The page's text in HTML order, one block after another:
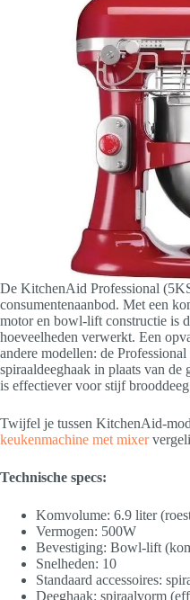
De KitchenAid Professional
consumentenaanbod. Met een
motor en bowl-lift constructie is
hoeveelheden verwerkt. Een
andere modellen: de
spiraaldeeghaak in plaats van
is effectiever voor stijf
Twijfel je tussen KitchenAid-
keukenmachine met mixer
Technische specs:
Komvolume: 6.9 liter
Vermogen: 500W
Bevestiging: Bowl-lift
Snelheden: 10
Standaard accessoires:
Deeghaak: spiraalvorm